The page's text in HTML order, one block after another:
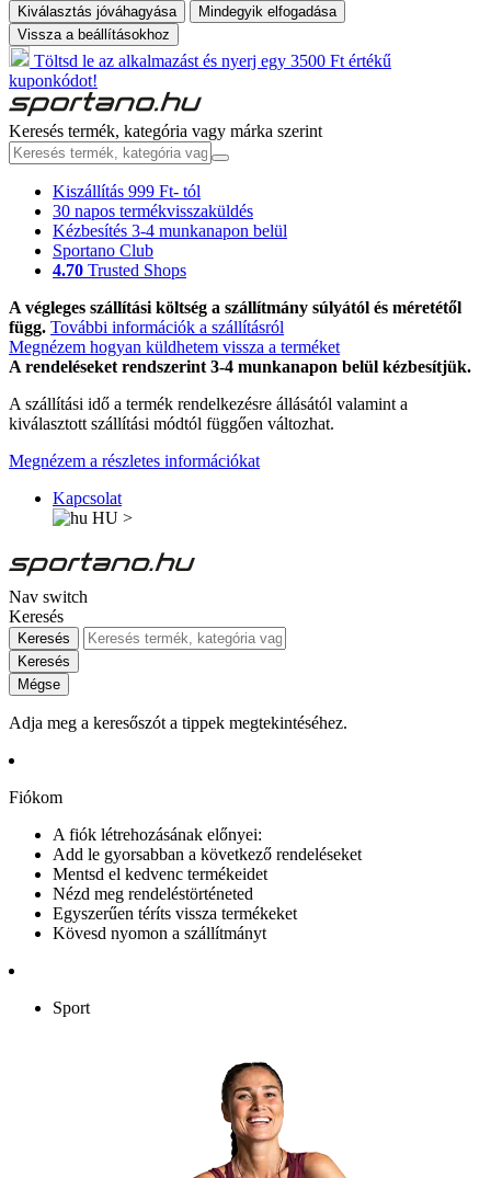
Kiválasztás jóváhagyása
Mindegyik elfogadása
Vissza a beállításokhoz
Töltsd le az alkalmazást és nyerj egy 3500 Ft értékű
kuponkódot!
Keresés termék, kategória vagy márka szerint
Kiszállítás 999 Ft- tól
30 napos termékvisszaküldés
Kézbesítés 3-4 munkanapon belül
Sportano Club
4.70 Trusted Shops
A végleges szállítási költség a szállítmány súlyától és méretétől
függ. További információk a szállításról
Megnézem hogyan küldhetem vissza a terméket
A rendeléseket rendszerint 3-4 munkanapon belül kézbesítjük.
A szállítási idő a termék rendelkezésre állásától valamint a
kiválasztott szállítási módtól függően változhat.
Megnézem a részletes információkat
Kapcsolat
HU >
Nav switch
Keresés
Keresés
Keresés
Mégse
Adja meg a keresőszót a tippek megtekintéséhez.
Fiókom
A fiók létrehozásának előnyei:
Add le gyorsabban a következő rendeléseket
Mentsd el kedvenc termékeidet
Nézd meg rendeléstörténeted
Egyszerűen téríts vissza termékeket
Kövesd nyomon a szállítmányt
Sport